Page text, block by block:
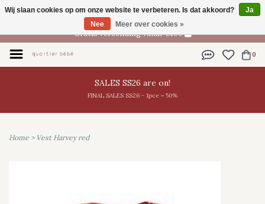
NL
Gratis verzending vanaf €100
0
SALES SS26 are on!
FINAL SALES SS26 - 1pce = 50%
Home > Vest Harvey red
Wij slaan cookies op om onze website te verbeteren. Is dat akkoord?
Ja
Nee
Meer over cookies »